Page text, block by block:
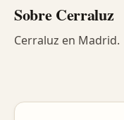
Sobre Cerraluz
Cerraluz en Madrid.